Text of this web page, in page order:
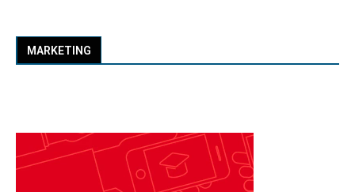
MARKETING